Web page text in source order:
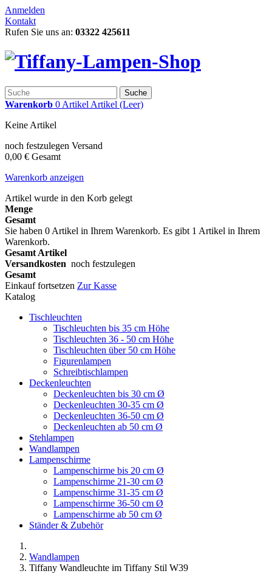
Anmelden
Kontakt
Rufen Sie uns an: 03322 425611
Suche
Warenkorb 0 Artikel Artikel (Leer)
Keine Artikel
noch festzulegen Versand
0,00 € Gesamt
Warenkorb anzeigen
Artikel wurde in den Korb gelegt
Menge
Gesamt
Sie haben 0 Artikel in Ihrem Warenkorb. Es gibt 1 Artikel in Ihrem
Warenkorb.
Gesamt Artikel
Versandkosten noch festzulegen
Gesamt
Einkauf fortsetzen Zur Kasse
Katalog
Tischleuchten
Tischleuchten bis 35 cm Höhe
Tischleuchten 36 - 50 cm Höhe
Tischleuchten über 50 cm Höhe
Figurenlampen
Schreibtischlampen
Deckenleuchten
Deckenleuchten bis 30 cm Ø
Deckenleuchten 30-35 cm Ø
Deckenleuchten 36-50 cm Ø
Deckenleuchten ab 50 cm Ø
Stehlampen
Wandlampen
Lampenschirme
Lampenschirme bis 20 cm Ø
Lampenschirme 21-30 cm Ø
Lampenschirme 31-35 cm Ø
Lampenschirme 36-50 cm Ø
Lampenschirme ab 50 cm Ø
Ständer & Zubehör
Wandlampen
Tiffany Wandleuchte im Tiffany Stil W39